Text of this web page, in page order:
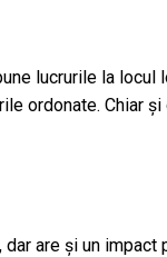
lucrurile la locul
ordonate. Chiar
are și un